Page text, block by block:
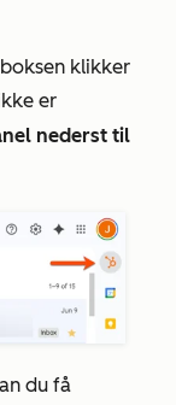
klikker
er
nederst til
du få